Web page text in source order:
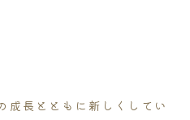
成長とともに新しくしてい